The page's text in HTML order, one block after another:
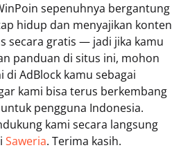
sepenuhnya bergantung
hidup dan menyajikan konten
secara gratis — jadi jika kamu
panduan di situs ini, mohon
AdBlock kamu sebagai
kami bisa terus berkembang
pengguna Indonesia.
kami secara langsung
Saweria. Terima kasih.